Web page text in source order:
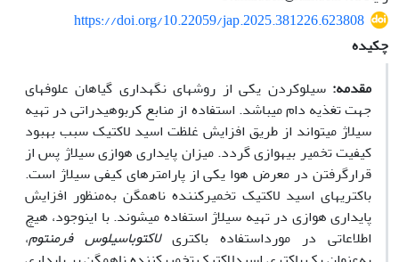
https://doi.org/10.22059/jap.2025.381226.623808
چکیده
مقدمه: سیلوکردن یکی از روش­های نگهداری گیاهان علوفه­ای
جهت تغذیه دام می­باشد. استفاده از منابع کربوهیدراتی در تهیه
سیلاژ می­تواند از طریق افزایش غلظت اسید لاکتیک سبب بهبود
کیفیت تخمیر بی­هوازی گردد. میزان پایداری هوازی سیلاژ پس از
قرارگرفتن در معرض هوا یکی از پارامترهای کیفی سیلاژ است.
باکتری­های اسید لاکتیک تخمیرکننده ناهمگن به‌منظور افزایش
پایداری هوازی در تهیه سیلاژ استفاده می­شوند. با این­وجود، هیچ
اطلاعاتی در مورداستفاده باکتریلاکتوباسیلوس فرمنتوم،